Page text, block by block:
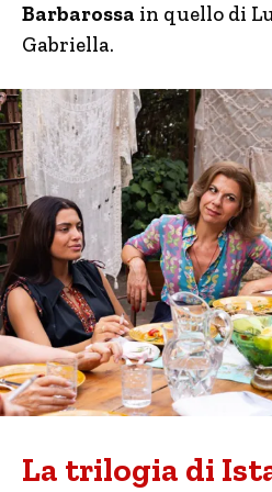
Barbarossa in quello di
Gabriella.
La trilogia di